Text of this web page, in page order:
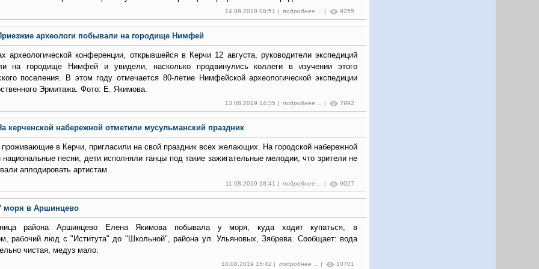
14.08.2019 08:51 | подробнее ... | 9255
археологи побывали на городище Нимфей
археологической конференции, открывшейся в Керчи 12 августа, руководители экспедиций
на городище Нимфей и увидели, насколько продвинулись коллеги в изучении этого
поселения. В этом году отмечается 80-летие Нимфейской археологической экспедиции
Эрмитажа. Фото: Е. Якимова.
13.08.2019 14:35 | подробнее ... | 7992
керченской набережной отметили мусульманский праздник
в Керчи, пригласили на свой праздник всех желающих. На городской набережной
национальные песни, дети исполняли танцы под такие зажигательные мелодии, что зрители не
аплодировать артистам.
11.08.2019 18:41 | подробнее ... | 9027
моря в Аршинцево
района Аршинцево Елена Якимова побывала у моря, куда ходит купаться, в
рабочий люд с "Иститута" до "Школьной", района ул. Ульяновых, Зябрева. Сообщает: вода
чистая, медуз мало.
10.08.2019 15:42 | подробнее ... | 10701